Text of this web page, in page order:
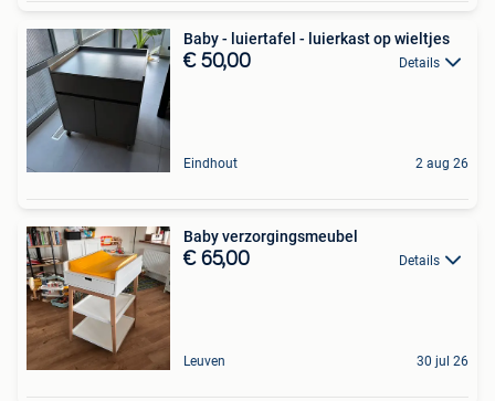
Baby - luiertafel - luierkast op wieltjes
€ 50,00 Details
Eindhout 2 aug 26
Baby verzorgingsmeubel
€ 65,00 Details
Leuven 30 jul 26